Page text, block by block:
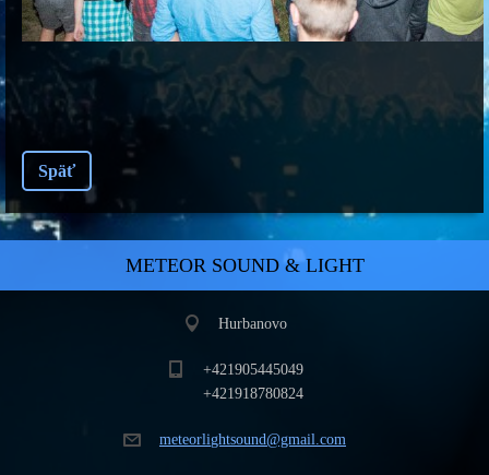
Späť
METEOR SOUND & LIGHT
Hurbanovo
+421905445049
+421918780824
meteorlightsound@gmail.com